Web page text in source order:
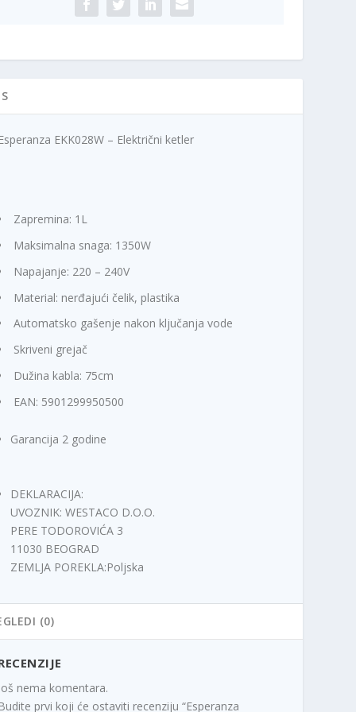
EKK028W – Električni ketler
Zapremina: 1L
Maksimalna snaga: 1350W
Napajanje: 220 – 240V
Material: nerđajući čelik, plastika
Automatsko gašenje nakon ključanja vode
Skriveni grejač
Dužina kabla: 75cm
EAN: 5901299950500
Garancija 2 godine
DEKLARACIJA:
UVOZNIK: WESTACO D.O.O.
PERE TODOROVIĆA 3
11030 BEOGRAD
ZEMLJA POREKLA:Poljska
(0)
nema komentara.
prvi koji će ostaviti recenziju “Esperanza